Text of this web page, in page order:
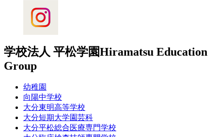
学校法人 平松学園Hiramatsu Education
Group
幼稚園
向陽中学校
大分東明高等学校
大分短期大学園芸科
大分平松総合医療専門学校